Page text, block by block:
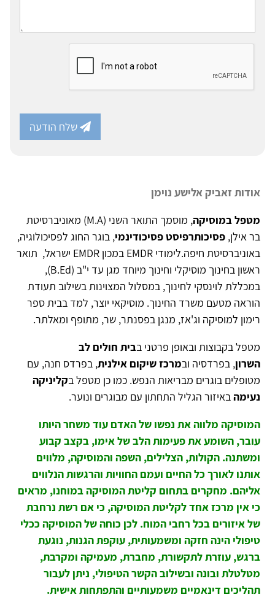
שלח הודעה
אודות זאביק אלישע נוימן
מטפל במוסיקה
, מוסמך התואר השני (M.A) מאוניברסיטת
בר אילן, פסיכותרפיסט פסיכודינמי, בוגר החוג לפסיכולוגיה,
באוניברסיטת חיפה.לימודי EMDR במכון EMDR ישראל, תואר
ראשון בחינוך מוסיקלי וחינוך מיוחד מגן עד י"ב (B.Ed),
במכללת לוינסקי לחינוך, במסלול המצוינות בשילוב תעודת
הוראה מטעם משרד החינוך. מוסיקאי יוצר, למד בבית ספר
רימון למוסיקה וג'אז, מנגן בפסנתר, שר, מתופף ומאלתר.
מטפל בקבוצות ובאופן פרטני בבית חולים לב
השרון, בפרדסיה ובמרכז שיקום אילנית, בפרדס חנה, עם
מטופלים בוגרים מבריאות הנפש. כמו כן מטפל בקליניקה
נעימהבאיזור הגליל התחתון עם מבוגרים ונוער.
המוסיקה מלווה את נפשו של האדם עוד משחר היותו
עובר, השומע את פעימות הלב של אימו, בקצב קבוע
ומשתנה. הקולות, הצלילים, השפה והמוסיקה, מלווים
אותנו לאורך כל החיים ועמם החוויות והרגשות הנלווים
אליהם. מחקרים בתחום קליטת המוסיקה במוחנו, מראים
כי אין מרכז אחד לקליטת המוסיקה, כי אם רשת נרחבת
של איזורים בכל רחבי המוח. לכן כוחה של המוסיקה ככלי
טיפולי הינה חזקה ומשמעותית, עוקפת הגנות, נוגעת
ברגש, עוזרת לתקשורת, מחברת, מעמיקה ומקרבת,
מטלטלת ובונה ובשילוב הקשר הטיפולי, ניתן לעבור
תהליכים דינאמיים משמעותיים והתפתחות אישית.